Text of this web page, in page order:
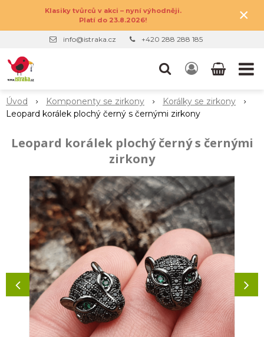
Klasiky tvůrců v akci – nyní výhodněji.
Platí do 23.8.2026!
×
info@istraka.cz +420 288 288 185
Úvod Komponenty se zirkony
Korálky se zirkony
Leopard korálek plochý černý s černými zirkony
Leopard korálek plochý černý s černými
zirkony